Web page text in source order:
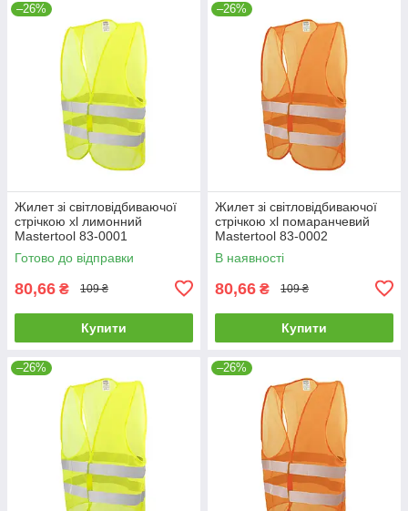
–26%
Жилет зі світловідбиваючої
стрічкою xl лимонний
Mastertool 83-0001
Готово до відправки
80,66 ₴ 109 ₴
Купити
–26%
Жилет зі світловідбиваючої
стрічкою xl помаранчевий
Mastertool 83-0002
В наявності
80,66 ₴ 109 ₴
Купити
–26% –26%